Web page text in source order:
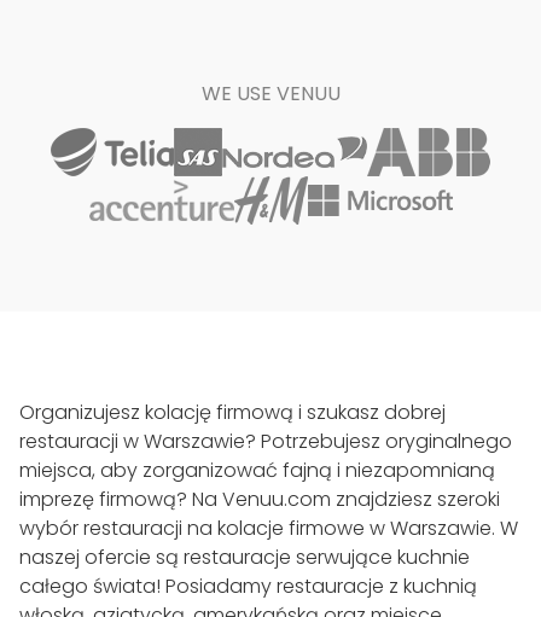
WE USE VENUU
Organizujesz kolację firmową i szukasz dobrej
restauracji w Warszawie? Potrzebujesz oryginalnego
miejsca, aby zorganizować fajną i niezapomnianą
imprezę firmową? Na Venuu.com znajdziesz szeroki
wybór restauracji na kolacje firmowe w Warszawie. W
naszej ofercie są restauracje serwujące kuchnie
całego świata! Posiadamy restauracje z kuchnią